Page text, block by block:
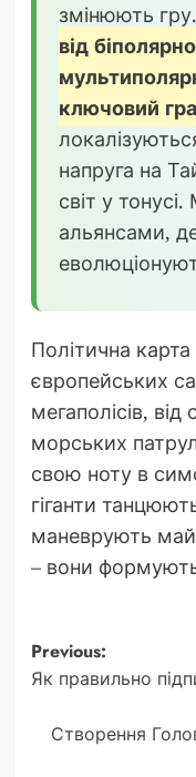
змінюють гру.
від
ключовий
напруга на
світ у
альянсами,
Політична карта
європейських
мегаполісів,
морських
свою ноту в
гіганти
маневрують
– вони
Post
navigation
Previous:
Як правильно
Створення